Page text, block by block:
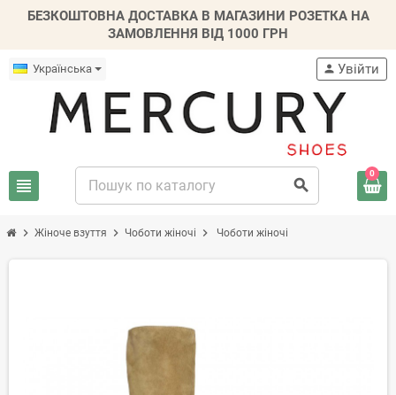
БЕЗКОШТОВНА ДОСТАВКА В МАГАЗИНИ РОЗЕТКА НА
ЗАМОВЛЕННЯ ВІД 1000 ГРН
Українська
view_headline search
person Увійти
0
chevron_right Жіноче взуття chevron_right Чоботи жіночі chevron_right Чоботи жіночі